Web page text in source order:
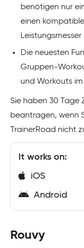
benötigen nur
einen
Die neuesten
Gruppen-
und Workouts
Sie haben 30 Tage
beantragen, wenn
TrainerRoad nicht
It works on:
iOS
Android
Rouvy